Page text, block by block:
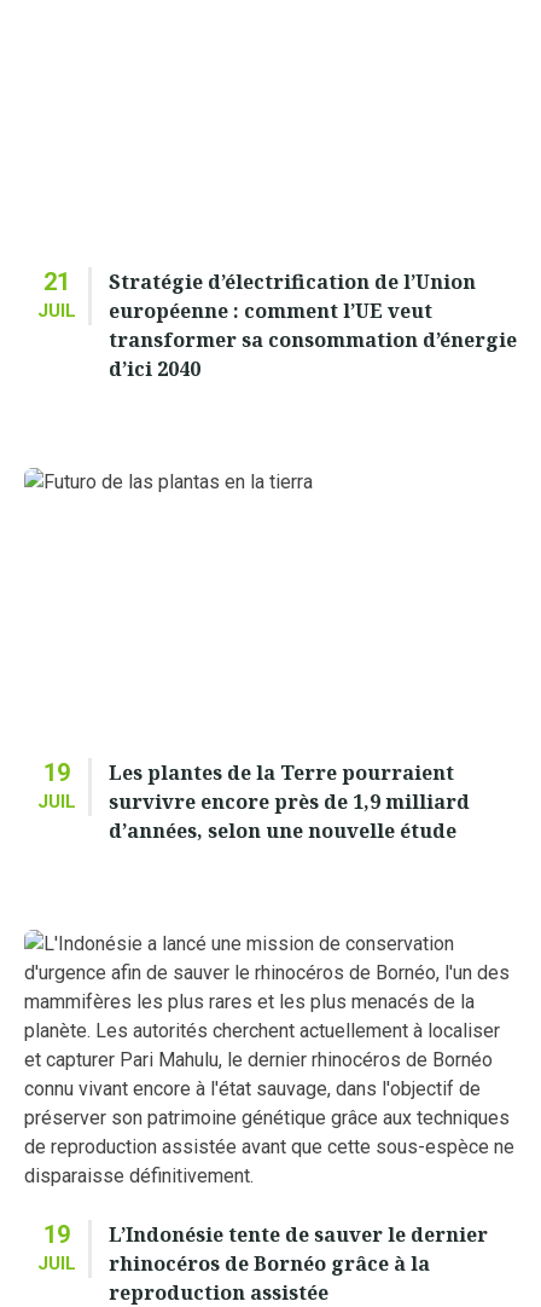
21
JUIL
Stratégie d’électrification de l’Union
européenne : comment l’UE veut
transformer sa consommation d’énergie
d’ici 2040
19
JUIL
Les plantes de la Terre pourraient
survivre encore près de 1,9 milliard
d’années, selon une nouvelle étude
19
JUIL
L’Indonésie tente de sauver le dernier
rhinocéros de Bornéo grâce à la
reproduction assistée